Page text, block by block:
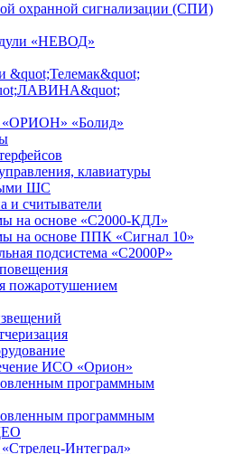
охранной сигнализации (СПИ)
«НЕВОД»
&quot;Телемак&quot;
«ОРИОН» «Болид»
клавиатуры
ШС
и считыватели
на основе «С2000-КДЛ»
на основе ППК «Сигнал 10»
подсистема «С2000Р»
пожаротушением
ИСО «Орион»
программным
программным
Интеграл»